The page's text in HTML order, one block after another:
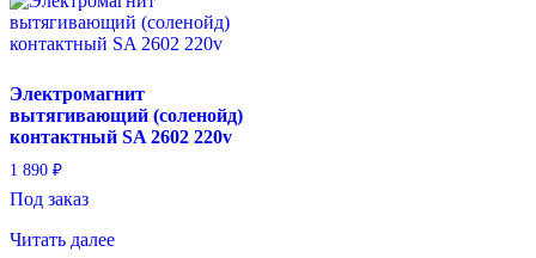
Электромагнит
вытягивающий (соленойд)
контактный SA 2602 220v
1 890 ₽
Под заказ
Читать далее